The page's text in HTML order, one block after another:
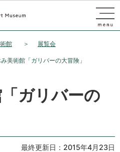
館 展覧会
美術館「ガリバーの大冒険」
ガリバーの
最終更新日：2015年4月23日